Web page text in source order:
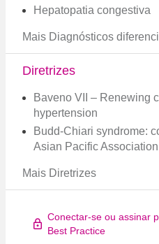
Hepatopatia congestiva
Mais Diagnósticos
Diretrizes
Baveno VII – Renewing
hypertension
Budd-Chiari syndrome:
Asian Pacific
Mais Diretrizes
Conectar-se ou assinar
Best Practice